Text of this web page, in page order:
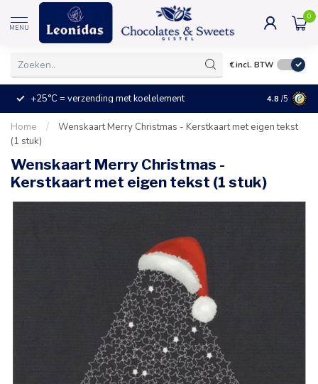
MENU
0
€incl. BTW
+25°C = verzending met koelelement Kleine
4.8 /5
Home /
Wenskaart Merry Christmas - Kerstkaart met eigen tekst
(1 stuk)
Wenskaart Merry Christmas -
Kerstkaart met eigen tekst (1 stuk)